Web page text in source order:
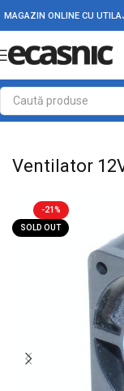
MAGAZIN ONLINE CU
Prima pagină Conectica
Ventilator
-21%
SOLD OUT